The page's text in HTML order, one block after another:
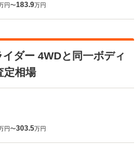
円〜183.9万円
ダー 4WDと同一ボディ
定相場
円〜303.5万円